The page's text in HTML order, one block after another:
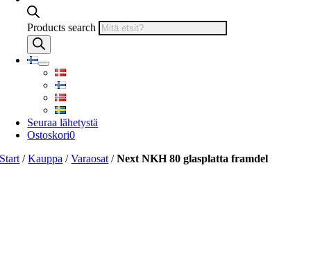
Products search
Seuraa lähetystä
Ostoskori0
Start /Kauppa /Varaosat /Next NKH 80 glasplatta framdel